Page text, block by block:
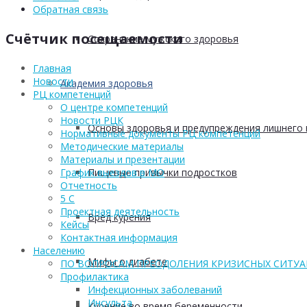
Сохранение мужского здоровья
Академия здоровья
Основы здоровья и предупреждения лишнего
Пищевые привычки подростков
Вред курения
Мифы о диабете
Обратная связь
Счётчик посещаемости
Главная
Новости
РЦ компетенций
О центре компетенций
Новости РЦК
Нормативные документы РЦ компетенций
Методические материалы
Материалы и презентации
График выездов в МО
Отчетность
5 С
Проектная деятельность
Кейсы
Контактная информация
Населению
ПО ВОПРОСАМ ПРЕОДОЛЕНИЯ КРИЗИСНЫХ
Профилактика
Инфекционных заболеваний
Инсульта